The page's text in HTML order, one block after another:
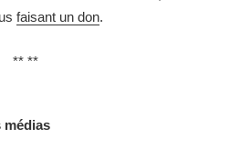
faisant un don.
** **
médias